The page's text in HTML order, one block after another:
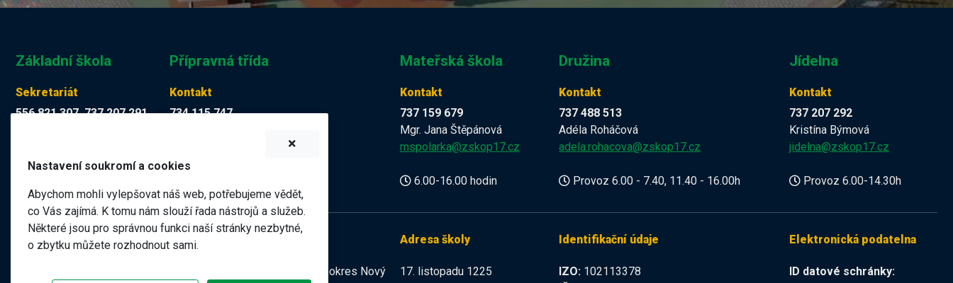
Základní škola
Sekretariát
556 821 307, 737 207 291
Přípravná třída
Kontakt
734 115 747
martina.muckova@zskop17.cz
Mateřská škola
Kontakt
737 159 679
Mgr. Jana Štěpánová
mspolarka@zskop17.cz
6.00-16.00 hodin
Družina
Kontakt
737 488 513
Adéla Roháčová
adela.rohacova@zskop17.cz
Provoz 6.00 - 7.40, 11.40 - 16.00h
Jídelna
Kontakt
737 207 292
Kristína Býmová
jidelna@zskop17.cz
Provoz 6.00-14.30h
Název školy
Základní škola a Mateřská škola Kopřivnice, 17. listopadu 1225 okres Nový
Adresa školy
17. listopadu 1225
Identifikační údaje
IZO: 102113378
Elektronická podatelna
ID datové schránky:
Nastavení soukromí a cookies
Abychom mohli vylepšovat náš web, potřebujeme vědět,
co Vás zajímá. K tomu nám slouží řada nástrojů a služeb.
Některé jsou pro správnou funkci naší stránky nezbytné,
o zbytku můžete rozhodnout sami.